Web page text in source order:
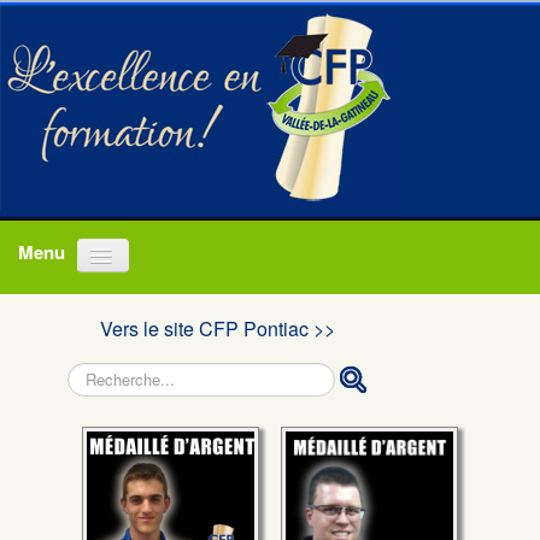
Programmes
Actualités
Nous joindre
Vers le site CFP Pontiac >>
Rechercher